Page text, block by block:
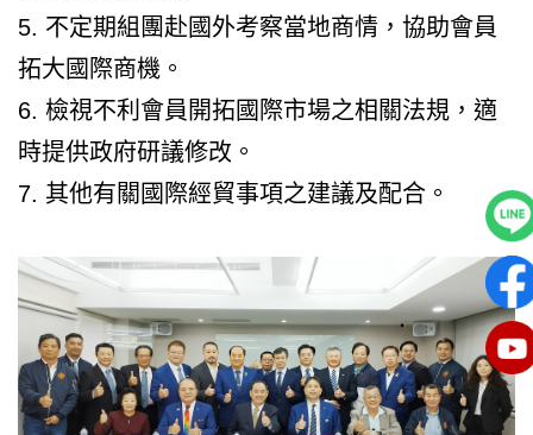
5. 不定期組團赴國外考察當地商情，協助會員
拓大國際商機。
6. 檢視不利會員開拓國際市場之相關法規，適
時提供政府研議修改。
7. 其他有關國際經貿事項之建議及配合。